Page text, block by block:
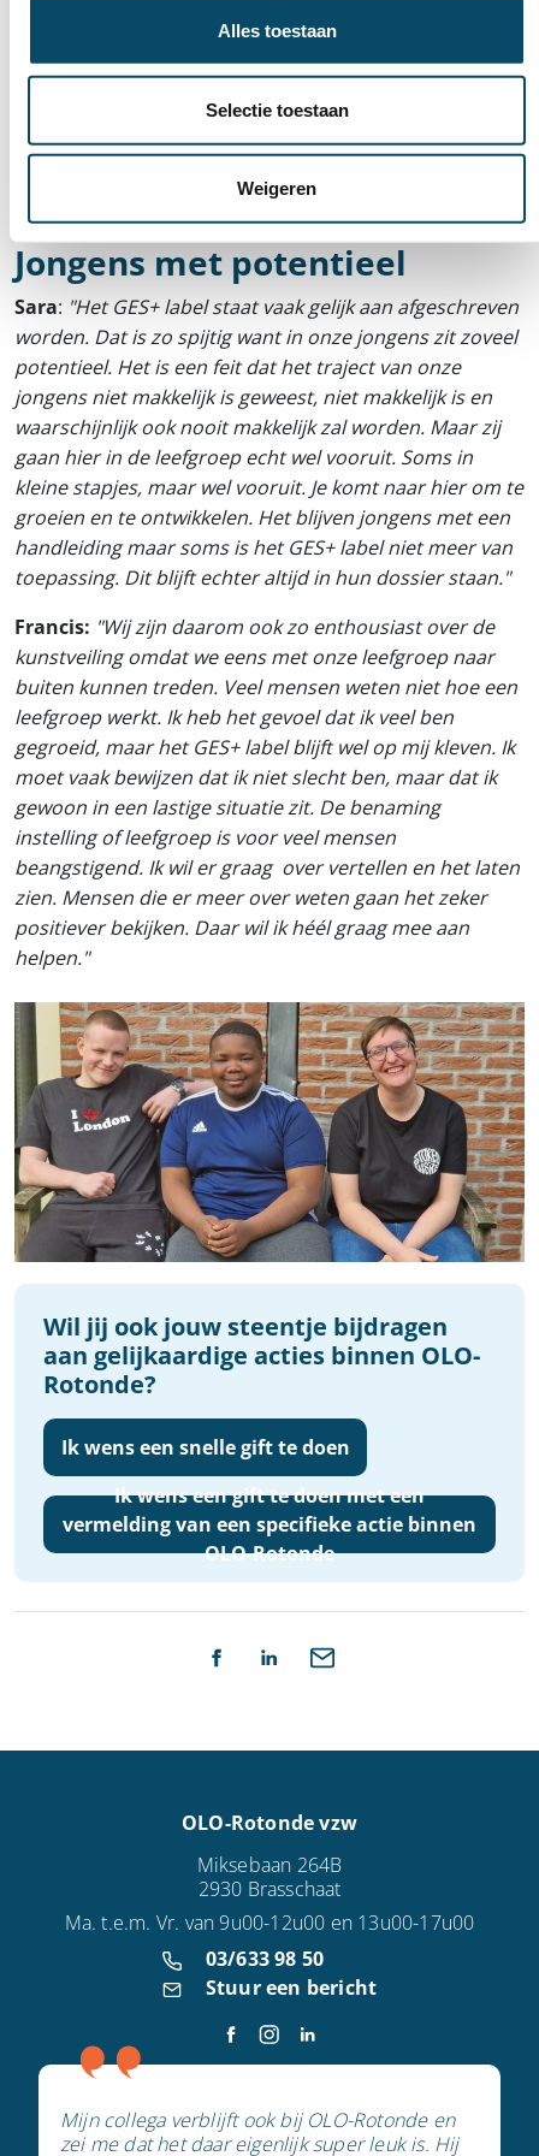
Alles toestaan
Selectie toestaan
Weigeren
Wij zijn echt enthousiast over de
kunstveiling omdat we eens met onze
leefgroep naar buiten kunnen treden en
kunnen laten zien wie we echt zijn.
Francis
jongere leefgroep Honk
Jongens met potentieel
Sara: "Het GES+ label staat vaak gelijk aan afgeschreven
worden. Dat is zo spijtig want in onze jongens zit zoveel
potentieel. Het is een feit dat het traject van onze
jongens niet makkelijk is geweest, niet makkelijk is en
waarschijnlijk ook nooit makkelijk zal worden. Maar zij
gaan hier in de leefgroep echt wel vooruit. Soms in
kleine stapjes, maar wel vooruit. Je komt naar hier om te
groeien en te ontwikkelen. Het blijven jongens met een
handleiding maar soms is het GES+ label niet meer van
toepassing. Dit blijft echter altijd in hun dossier staan."
Francis: "Wij zijn daarom ook zo enthousiast over de
kunstveiling omdat we eens met onze leefgroep naar
buiten kunnen treden. Veel mensen weten niet hoe een
leefgroep werkt. Ik heb het gevoel dat ik veel ben
gegroeid, maar het GES+ label blijft wel op mij kleven. Ik
moet vaak bewijzen dat ik niet slecht ben, maar dat ik
gewoon in een lastige situatie zit. De benaming
instelling of leefgroep is voor veel mensen
beangstigend. Ik wil er graag over vertellen en het laten
zien. Mensen die er meer over weten gaan het zeker
positiever bekijken. Daar wil ik héél graag mee aan
helpen."
Wil jij ook jouw steentje bijdragen
aan gelijkaardige acties binnen OLO-
Rotonde?
Ik wens een snelle gift te doen
Ik wens een gift te doen met een
vermelding van een specifieke actie binnen
OLO-Rotonde
OLO-Rotonde vzw
Miksebaan 264B
2930 Brasschaat
Ma. t.e.m. Vr. van 9u00-12u00 en 13u00-17u00
03/633 98 50
Stuur een bericht
Mijn collega verblijft ook bij OLO-Rotonde en
zei me dat het daar eigenlijk super leuk is. Hij